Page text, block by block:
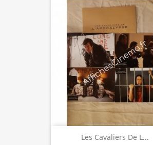
Les Cavaliers De L...